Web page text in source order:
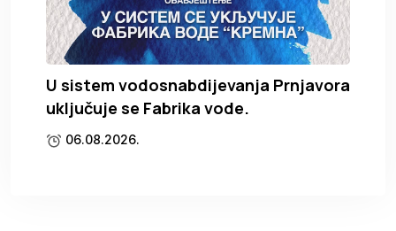
U sistem vodosnabdijevanja Prnjavora
uključuje se Fabrika vode.
06.08.2026.